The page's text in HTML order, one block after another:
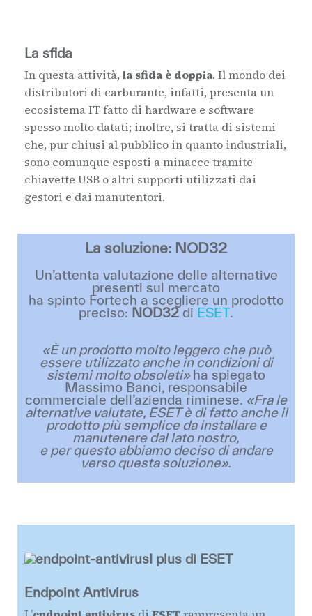
La sfida
In questa attività, la sfida è doppia. Il mondo dei
distributori di carburante, infatti, presenta un
ecosistema IT fatto di hardware e software
spesso molto datati; inoltre, si tratta di sistemi
che, pur chiusi al pubblico in quanto industriali,
sono comunque esposti a minacce tramite
chiavette USB o altri supporti utilizzati dai
gestori e dai manutentori.
La soluzione: NOD32
Un’attenta valutazione delle alternative
presenti sul mercato
ha spinto Fortech a scegliere un prodotto
preciso: NOD32di ESET.
«Èun prodotto molto leggero che può
essere utilizzato anche in condizioni di
sistemi molto obsoleti» ha spiegato
Massimo Banci, responsabile
commerciale dell’azienda riminese. «Fra le
alternative valutate, ESET è di fatto anche il
prodotto più semplice da installare e
manutenere dal lato nostro,
e per questo abbiamo deciso di andare
verso questa soluzione».
I plus di ESET
Endpoint Antivirus